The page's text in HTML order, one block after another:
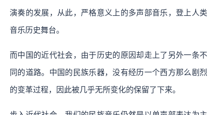
演奏的发展，从此，严格意义上的多声部音乐，登上人类
音乐历史舞台。
而中国的近代社会，由于历史的原因却走上了另外一条不
同的道路。中国的民族乐器，没有经历一个西方那么剧烈
的变革过程，因此被几乎无所变化的保留了下来。